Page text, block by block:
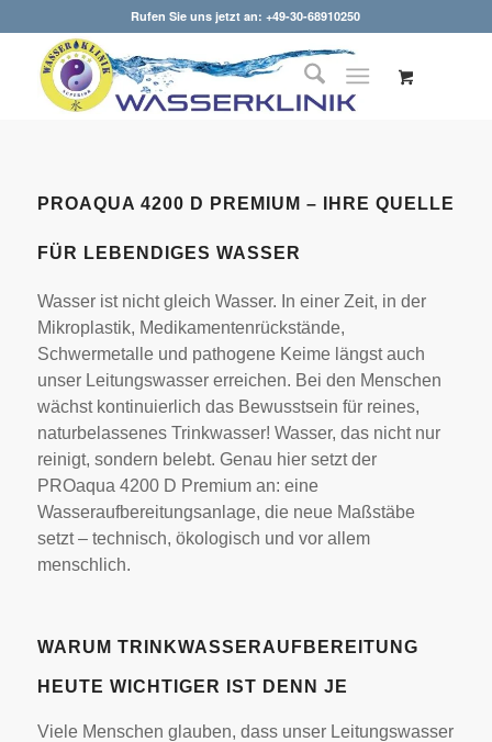
Rufen Sie uns jetzt an: +49-30-68910250
PROAQUA 4200 D PREMIUM – IHRE QUELLE
FÜR LEBENDIGES WASSER
Wasser ist nicht gleich Wasser. In einer Zeit, in der
Mikroplastik, Medikamentenrückstände,
Schwermetalle und pathogene Keime längst auch
unser Leitungswasser erreichen. Bei den Menschen
wächst kontinuierlich das Bewusstsein für reines,
naturbelassenes Trinkwasser! Wasser, das nicht nur
reinigt, sondern belebt. Genau hier setzt der
PROaqua 4200 D Premium an: eine
Wasseraufbereitungsanlage, die neue Maßstäbe
setzt – technisch, ökologisch und vor allem
menschlich.
WARUM TRINKWASSERAUFBEREITUNG
HEUTE WICHTIGER IST DENN JE
Viele Menschen glauben, dass unser Leitungswasser